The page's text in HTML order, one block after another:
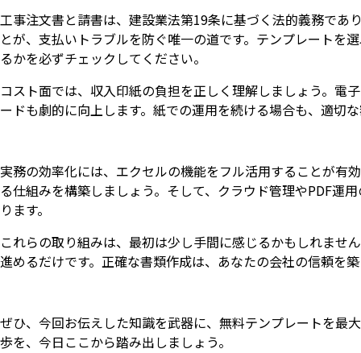
工事注文書と請書は、建設業法第19条に基づく法的義務であ
とが、支払いトラブルを防ぐ唯一の道です。テンプレートを
るかを必ずチェックしてください。
コスト面では、収入印紙の負担を正しく理解しましょう。電
ードも劇的に向上します。紙での運用を続ける場合も、適切
実務の効率化には、エクセルの機能をフル活用することが有
る仕組みを構築しましょう。そして、クラウド管理やPDF運
ります。
これらの取り組みは、最初は少し手間に感じるかもしれませ
進めるだけです。正確な書類作成は、あなたの会社の信頼を
ぜひ、今回お伝えした知識を武器に、無料テンプレートを最
歩を、今日ここから踏み出しましょう。